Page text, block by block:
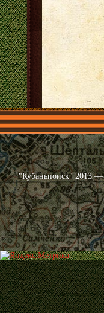
Главная Имена
"Кубаньпоиск" 2013 —